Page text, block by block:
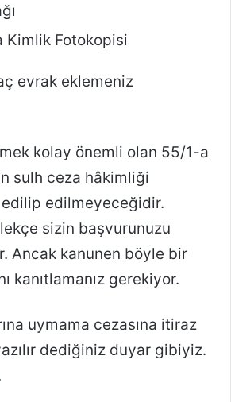
Kimlik Fotokopisi
evrak eklemeniz
kolay önemli olan 55/1-a
sulh ceza hâkimliği
edilmeyeceğidir.
sizin başvurunuzu
Ancak kanunen böyle bir
kanıtlamanız gerekiyor.
uymama cezasına itiraz
dediğiniz duyar gibiyiz.